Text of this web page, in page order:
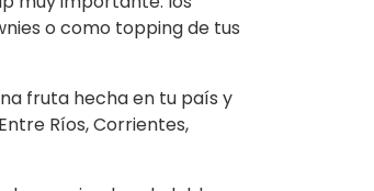
o como topping de tus
fruta hecha en tu país y
Ríos, Corrientes,